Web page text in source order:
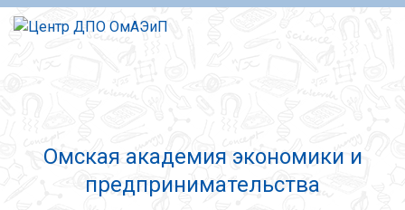
Омская академия экономики и
предпринимательства